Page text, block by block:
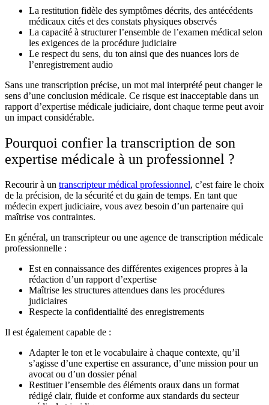
La restitution fidèle des symptômes décrits, des antécédents
médicaux cités et des constats physiques observés
La capacité à structurer l’ensemble de l’examen médical selon
les exigences de la procédure judiciaire
Le respect du sens, du ton ainsi que des nuances lors de
l’enregistrement audio
Sans une transcription précise, un mot mal interprété peut changer le
sens d’une conclusion médicale. Ce risque est inacceptable dans un
rapport d’expertise médicale judiciaire, dont chaque terme peut avoir
un impact considérable.
Pourquoi confier la transcription de son
expertise médicale à un professionnel ?
Recourir à un transcripteur médical professionnel, c’est faire le choix
de la précision, de la sécurité et du gain de temps. En tant que
médecin expert judiciaire, vous avez besoin d’un partenaire qui
maîtrise vos contraintes.
En général, un transcripteur ou une agence de transcription médicale
professionnelle :
Est en connaissance des différentes exigences propres à la
rédaction d’un rapport d’expertise
Maîtrise les structures attendues dans les procédures
judiciaires
Respecte la confidentialité des enregistrements
Il est également capable de :
Adapter le ton et le vocabulaire à chaque contexte, qu’il
s’agisse d’une expertise en assurance, d’une mission pour un
avocat ou d’un dossier pénal
Restituer l’ensemble des éléments oraux dans un format
rédigé clair, fluide et conforme aux standards du secteur